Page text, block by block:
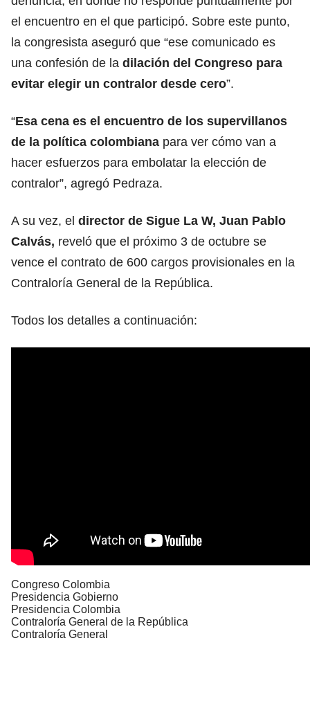
el encuentro en el que participó. Sobre este punto,
la congresista aseguró que “ese comunicado es
una confesión de la dilación del Congreso para
evitar elegir un contralor desde cero”.
“Esa cena es el encuentro de los supervillanos
de la política colombiana para ver cómo van a
hacer esfuerzos para embolatar la elección de
contralor”, agregó Pedraza.
A su vez, el director de Sigue La W, Juan Pablo
Calvás, reveló que el próximo 3 de octubre se
vence el contrato de 600 cargos provisionales en la
Contraloría General de la República.
Todos los detalles a continuación:
Congreso Colombia
Presidencia Gobierno
Presidencia Colombia
Contraloría General de la República
Contraloría General